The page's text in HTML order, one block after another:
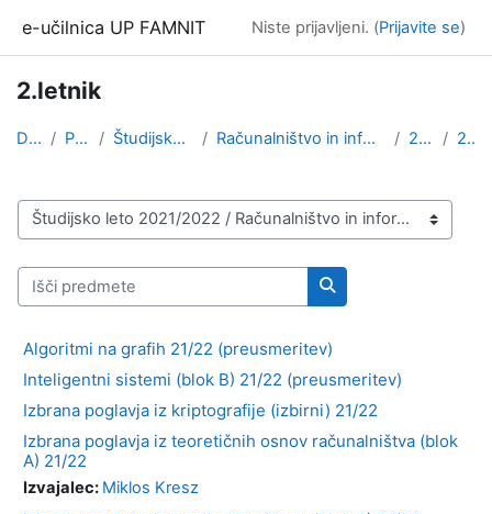
e-učilnica UP FAMNIT Niste prijavljeni. (Prijavite se)
2.letnik
Domov Predmeti Študijsko leto 2021/2022 Računalništvo in informatika (1. stopnja, 2. stopn... 2.stopnja 2.letnik
Kategorije predmetov
Išči predmete
Išči predmete
Algoritmi na grafih 21/22 (preusmeritev)
Inteligentni sistemi (blok B) 21/22 (preusmeritev)
Izbrana poglavja iz kriptografije (izbirni) 21/22
Izbrana poglavja iz teoretičnih osnov računalništva (blok
A) 21/22
Izvajalec: Miklos Kresz